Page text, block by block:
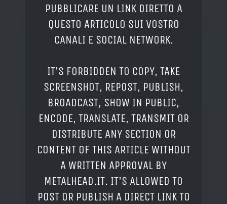
PUBBLICARE UN LINK DIRETTO A
QUESTO ARTICOLO SUI VOSTRO
CANALI E SOCIAL NETWORK.
IT'S FORBIDDEN TO COPY, TAKE
SCREENSHOT, REPOST, PUBLISH,
BROADCAST, SHOW IN PUBLIC,
ENCODE, TRANSLATE, TRANSMIT OR
DISTRIBUTE ANY SECTION OR
CONTENT OF THIS ARTICLE WITHOUT
A WRITTEN APPROVAL BY
METALHEAD.IT. IT'S ALLOWED TO
POST OR PUBLISH A DIRECT LINK TO